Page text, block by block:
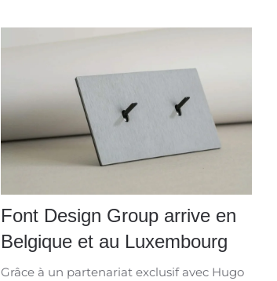
Font Design Group arrive en
Belgique et au Luxembourg
Grâce à un partenariat exclusif avec Hugo